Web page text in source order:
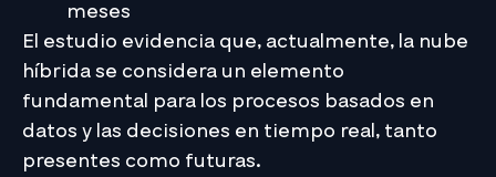
meses
El estudio evidencia que, actualmente, la nube
híbrida se considera un elemento
fundamental para los procesos basados en
datos y las decisiones en tiempo real, tanto
presentes como futuras.